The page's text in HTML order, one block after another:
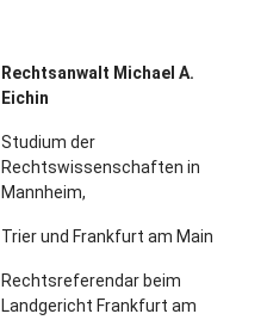
Rechtsanwalt Michael A.
Eichin
Studium der
Rechtswissenschaften in
Mannheim,
Trier und Frankfurt am Main
Rechtsreferendar beim
Landgericht Frankfurt am